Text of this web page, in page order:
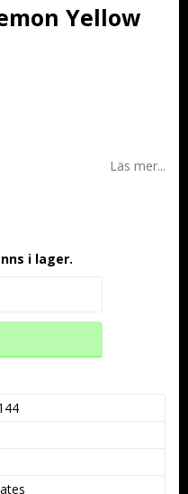
Yellow
Läs mer...
i lager.